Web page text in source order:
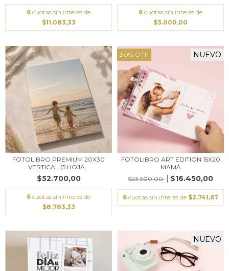
6 cuotas sin interés de
$11.083,33
6 cuotas sin interés de
$3.000,00
FOTOLIBRO PREMIUM 20X30
VERTICAL (5 HOJA...
$52.700,00
6 cuotas sin interés de
$8.783,33
30% OFF NUEVO
FOTOLIBRO ART EDITION 15X20
MAMÁ
$23.500,00
$16.450,00
6 cuotas sin interés de $2.741,67
NUEVO